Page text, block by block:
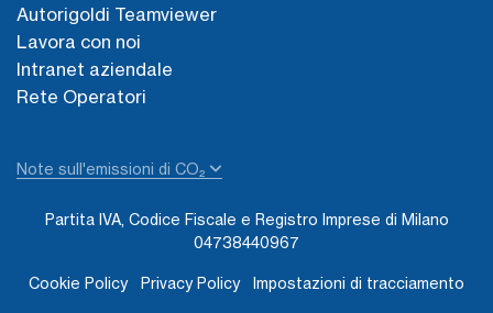
Autorigoldi Teamviewer
Lavora con noi
Intranet aziendale
Rete Operatori
Note sull'emissioni di CO₂
Partita IVA, Codice Fiscale e Registro Imprese di Milano
04738440967
Cookie Policy Privacy Policy Impostazioni di tracciamento